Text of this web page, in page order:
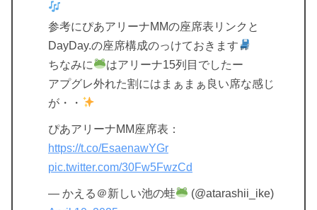
参考にぴあアリーナMMの座席表リンクと
DayDay.の座席構成のっけておきます
ちなみに
はアリーナ15列目でしたー
アプグレ外れた割にはまぁまぁ良い席な感じ
が・・
ぴあアリーナMM座席表：
https://t.co/EsaenawYGr
pic.twitter.com/30Fw5FwzCd
— かえる＠新しい池の蛙
(@atarashii_ike)